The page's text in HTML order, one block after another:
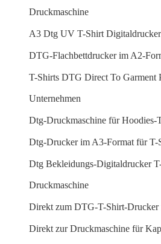
Druckmaschine
A3 Dtg UV T-Shirt Digitaldrucker
DTG-Flachbettdrucker im A2-
T-Shirts DTG Direct To Garment
Unternehmen
Dtg-Druckmaschine für Hoodies-
Dtg-Drucker im A3-Format für T-
Dtg Bekleidungs-Digitaldrucker
Druckmaschine
Direkt zum DTG-T-Shirt-Drucker
Direkt zur Druckmaschine für